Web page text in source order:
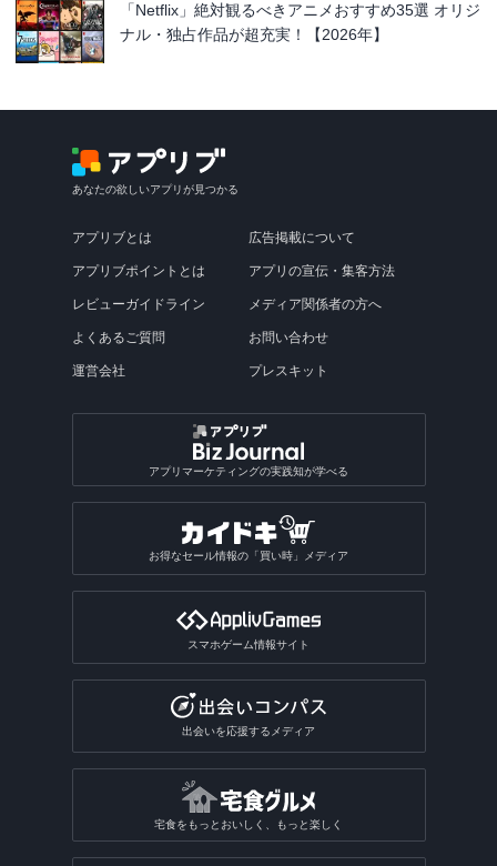
「Netflix」絶対観るべきアニメおすすめ35選 オリジ
ナル・独占作品が超充実！【2026年】
あなたの欲しいアプリが見つかる
アプリブとは
アプリブポイントとは
レビューガイドライン
よくあるご質問
運営会社
広告掲載について
アプリの宣伝・集客方法
メディア関係者の方へ
お問い合わせ
プレスキット
アプリマーケティングの実践知が学べる
お得なセール情報の「買い時」メディア
スマホゲーム情報サイト
出会いを応援するメディア
宅食をもっとおいしく、もっと楽しく